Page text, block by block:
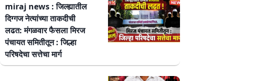
miraj news : जिल्ह्यातील
दिग्गज नेत्यांच्या ताकदीची
लढत: मंगळवार फैसला मिरज
पंचायत समितीतून : जिल्हा
परिषदेचा सत्तेचा मार्ग